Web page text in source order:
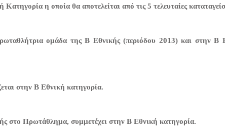
η οποία θα αποτελείται από τις 5 τελευταίες
ομάδα της Β Εθνικής (περιόδου 2013) και στην Β
στην Β Εθνική κατηγορία.
στο Πρωτάθλημα, συμμετέχει στην Β Εθνική κατηγορία.